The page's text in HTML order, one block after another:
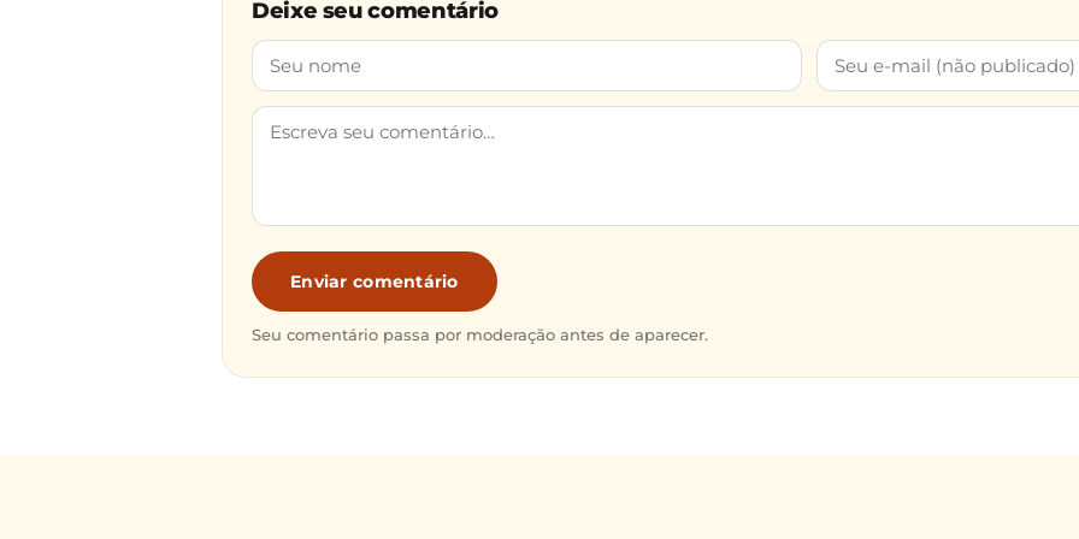
Deixe seu comentário
Enviar comentário
Seu comentário passa por moderação antes de aparecer.